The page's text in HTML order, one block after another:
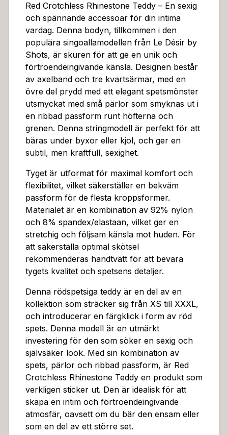
ingivande känsla. Denna stringmodell är perfekt för at
t bäras under byxor eller kjol, och ger en subtil, men
kraftfull, sexighet.Red Crotchless Rhinestone Teddy –
En sexig och spännande accessoar för din intima vard
ag. Denna bodyn, tillkommen i den populära singoalla
modellen från Le Désir by Shots, är skuren för att ge
en unik och förtroendeingivande känsla. Designen be
står av axelband och tre kvartsärmar, med en övre de
l prydd med ett elegant spetsmönster utsmyckat med
små pärlor som smyknas ut i en ribbad passform runt
höfterna och grenen. Denna stringmodell är perfekt f
ör att bäras under byxor eller kjol, och ger en subtil,
men kraftfull, sexighet.Tyget är utformat för maximal
komfort och flexibilitet, vilket säkerställer en bekväm
passform för de flesta kroppsformer. Materialet är en
kombination av 92% nylon och 8% spandex/elastaan,
vilket ger en stretchig och följsam känsla mot huden.
För att säkerställa optimal skötsel rekommenderas ha
ndtvätt för att bevara tygets kvalitet och spetsens det
aljer.Denna rödspetsiga teddy är en del av en kollektio
n som sträcker sig från XS till XXXL, och introducerar
en färgklick i form av röd spets. Denna modell är en u
vsäker look. Med sin kombination av spets, pärlor oc
h ribbad passform, är Red Crotchless Rhinestone Ted
dy en produkt som verkligen sticker ut. Den är idealis
k för att skapa en intim och förtroendeingivande atmo
sfär, oavsett om du bär den ensam eller som en del a
v ett större set.Denna string är mer än bara underklä
der; den är en inbjudan till lekfullhet och självutforskni
ng. Den ribbade passformen skapar en spännande ko
ntrast mot huden, och de små pärlorna ger en subtil
glans som lyfter fram din kropps naturliga kurvor. Sp
etsens elegans kombinerat med den avslappnade strin
gdesignen skapar en perfekt balans mellan sårbarhet
Red Crotchless Rhinestone Teddy – En sexig
och spännande accessoar för din intima
vardag. Denna bodyn, tillkommen i den
populära singoallamodellen från Le Désir by
Shots, är skuren för att ge en unik och
förtroendeingivande känsla. Designen består
av axelband och tre kvartsärmar, med en
övre del prydd med ett elegant spetsmönster
utsmyckat med små pärlor som smyknas ut i
en ribbad passform runt höfterna och
grenen. Denna stringmodell är perfekt för att
bäras under byxor eller kjol, och ger en
subtil, men kraftfull, sexighet.
Tyget är utformat för maximal komfort och
flexibilitet, vilket säkerställer en bekväm
passform för de flesta kroppsformer.
Materialet är en kombination av 92% nylon
och 8% spandex/elastaan, vilket ger en
stretchig och följsam känsla mot huden. För
att säkerställa optimal skötsel
rekommenderas handtvätt för att bevara
tygets kvalitet och spetsens detaljer.
Denna rödspetsiga teddy är en del av en
kollektion som sträcker sig från XS till XXXL,
och introducerar en färgklick i form av röd
spets. Denna modell är en utmärkt
investering för den som söker en sexig och
självsäker look. Med sin kombination av
spets, pärlor och ribbad passform, är Red
Crotchless Rhinestone Teddy en produkt som
verkligen sticker ut. Den är idealisk för att
skapa en intim och förtroendeingivande
atmosfär, oavsett om du bär den ensam eller
som en del av ett större set.